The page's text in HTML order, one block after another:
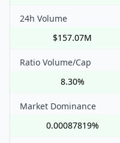
24h Volume
$157.07M
Ratio Volume/Cap
8.30%
Market Dominance
0.00087819%